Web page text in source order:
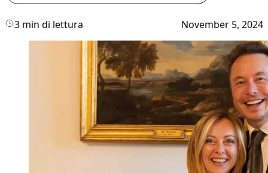
3 min di lettura November 5, 2024